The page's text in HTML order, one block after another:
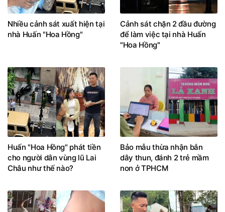
Nhiều cảnh sát xuất hiện tại
nhà Huấn "Hoa Hồng"
Cảnh sát chặn 2 đầu đường
để làm việc tại nhà Huấn
"Hoa Hồng"
Huấn "Hoa Hồng" phát tiền
cho người dân vùng lũ Lai
Châu như thế nào?
Bảo mẫu thừa nhận bắn
dây thun, đánh 2 trẻ mầm
non ở TPHCM